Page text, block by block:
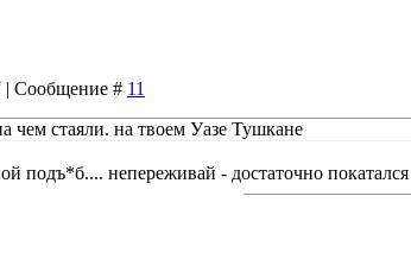
| Сообщение # 11
чем стаяли. на твоем Уазе Тушкане
подъ*б.... непереживай - достаточно